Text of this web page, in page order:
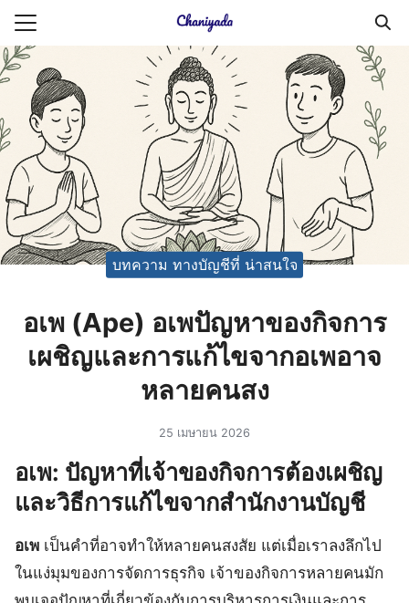
Skip
content
ยความเป็นส่วนตัว
ญชี (Accounting service)
ญชี (Accounting
Search
for:
บทความ ทางบัญชีที่ น่าสนใจ
อเพ (Ape) อเพปัญหาของกิจการ
เผชิญและการแก้ไขจากอเพอาจ
หลายคนสง
25 เมษายน 2026
อเพ: ปัญหาที่เจ้าของกิจการต้องเผชิญ
และวิธีการแก้ไขจากสำนักงานบัญชี
อเพ เป็นคำที่อาจทำให้หลายคนสงสัย แต่เมื่อเราลงลึกไป
ในแง่มุมของการจัดการธุรกิจ เจ้าของกิจการหลายคนมัก